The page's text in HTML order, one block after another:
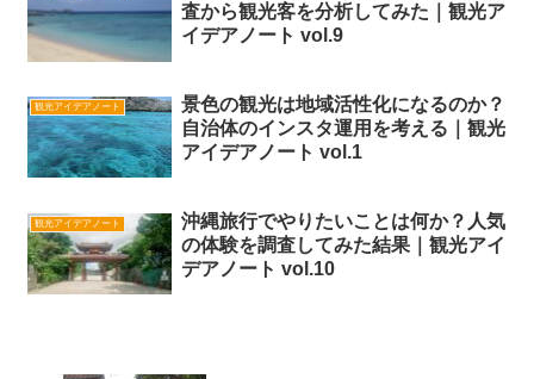
査から観光客を分析してみた｜観光ア
イデアノート vol.9
観光アイデアノート
景色の観光は地域活性化になるのか？
自治体のインスタ運用を考える｜観光
アイデアノート vol.1
観光アイデアノート
沖縄旅行でやりたいことは何か？人気
の体験を調査してみた結果｜観光アイ
デアノート vol.10